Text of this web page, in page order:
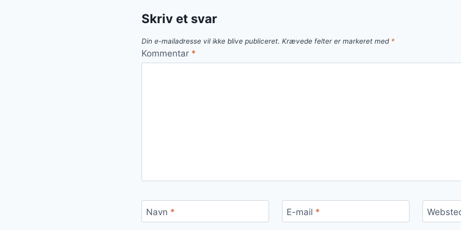
Skriv et svar
Din e-mailadresse vil ikke blive publiceret. Krævede felter er markeret med *
Kommentar *
Navn * E-mail *